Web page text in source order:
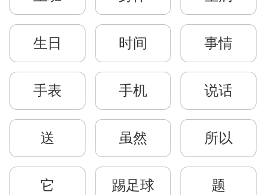
生日 时间 事情
手表 手机 说话
送 虽然 所以
它 踢足球 题